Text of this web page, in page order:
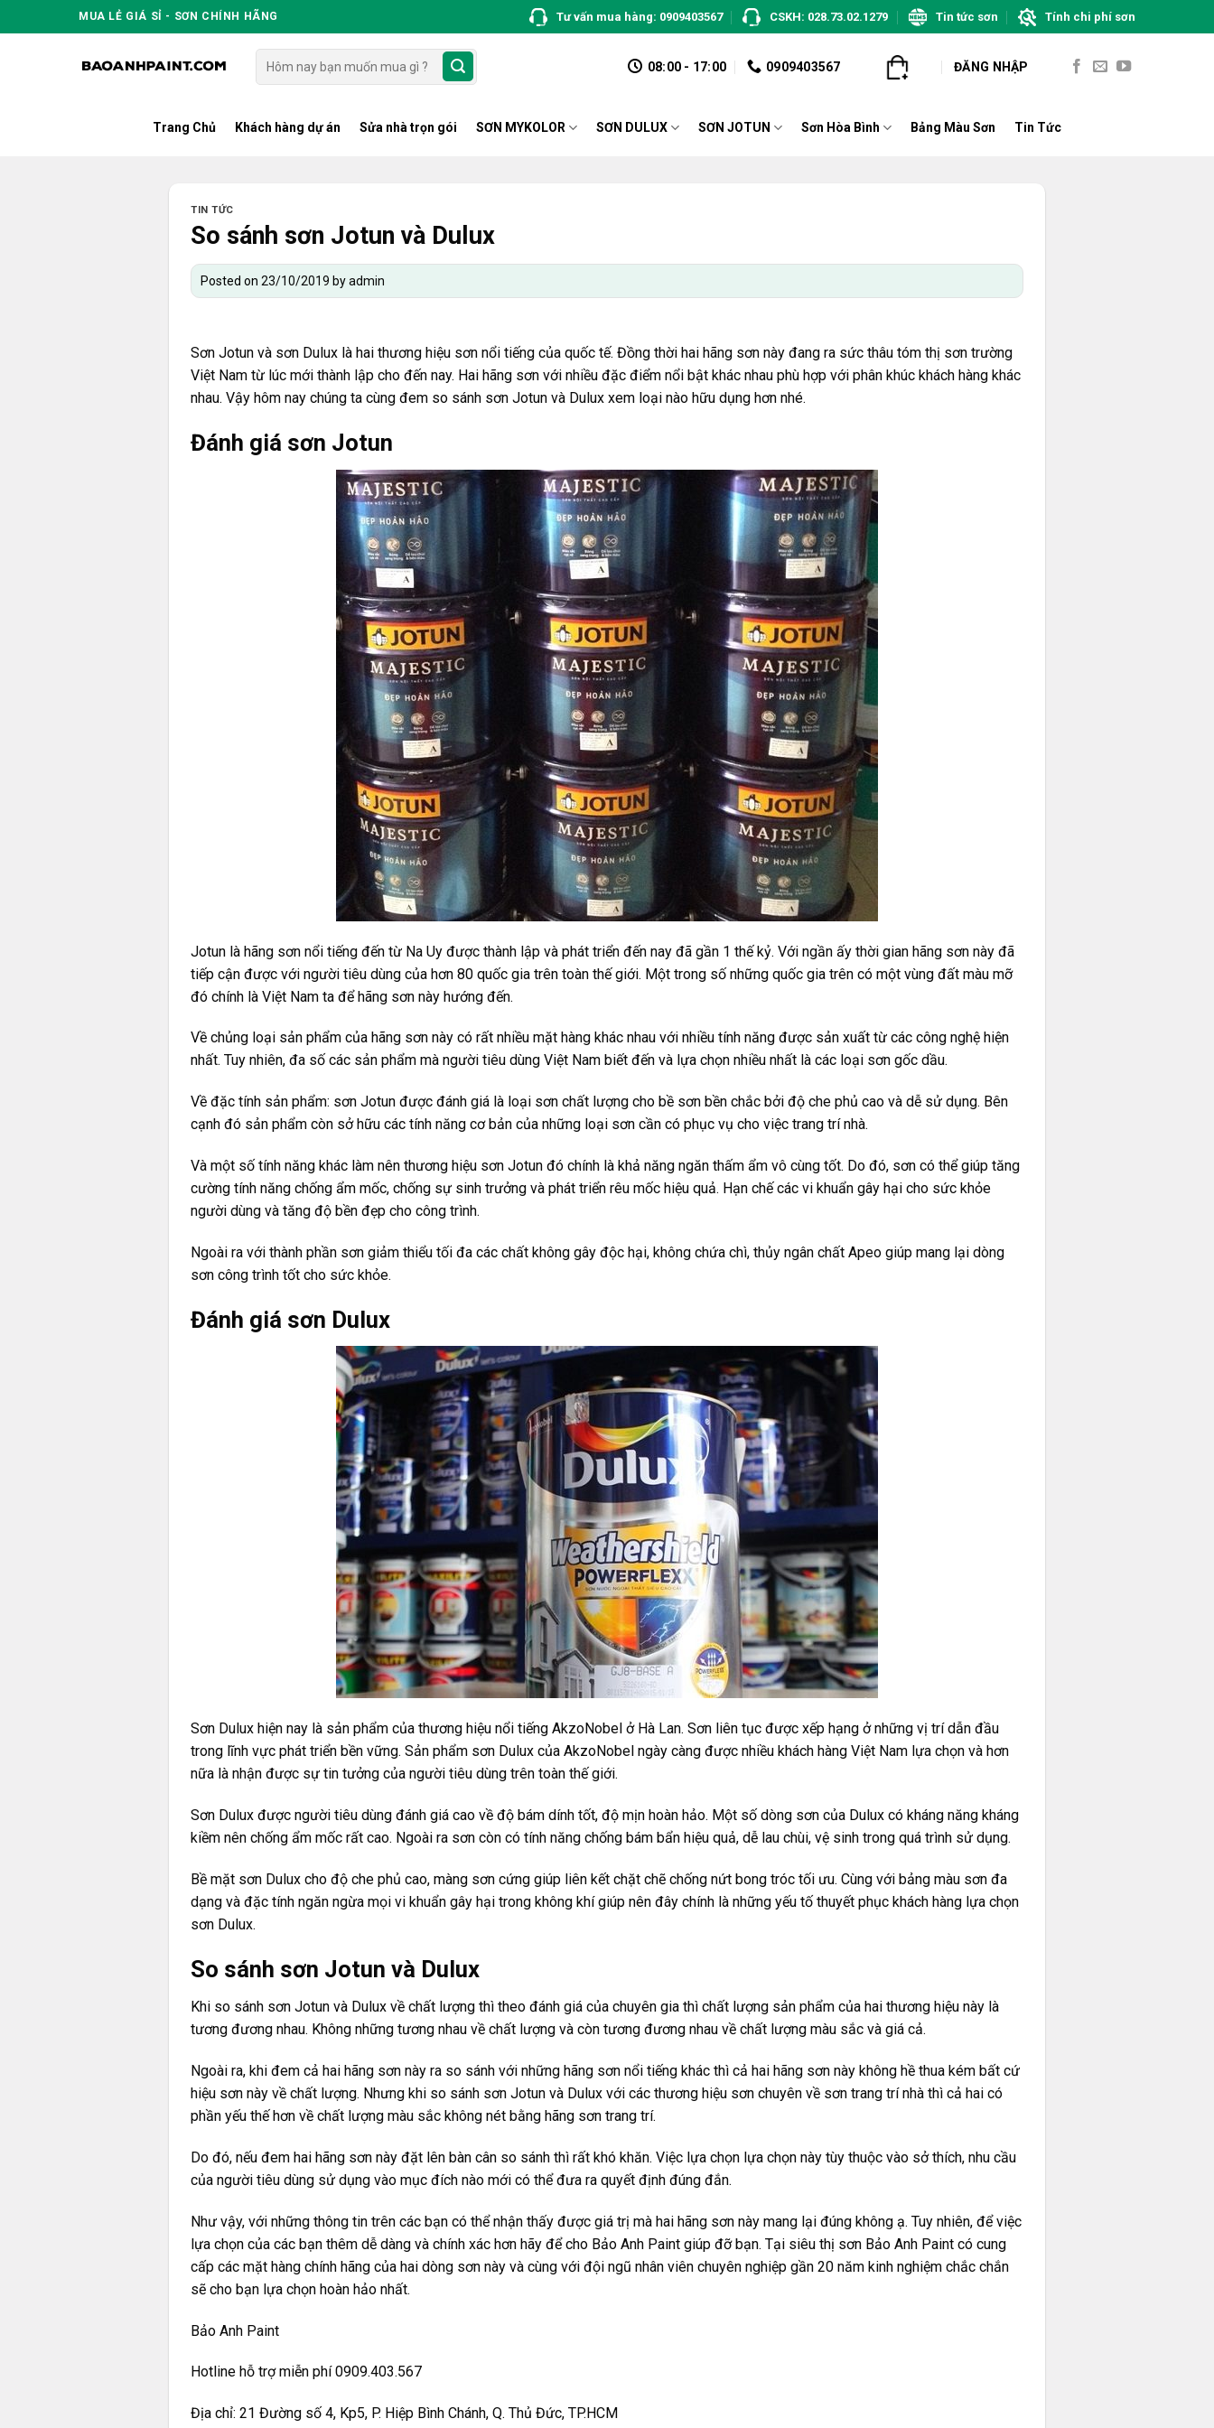
to
MUA LẺ GIÁ SỈ - SƠN CHÍNH HÃNG Tư vấn mua hàng: 0909403567 CSKH: 028.73.02.1279 Tin tức sơn Tính chi phí sơn
Tìm
kiếm:
08:00 - 17:00 0909403567 ĐĂNG NHẬP
Trang Chủ Khách hàng dự án Sửa nhà trọn gói SƠN MYKOLOR SƠN DULUX SƠN JOTUN Sơn Hòa Bình Bảng Màu Sơn Tin Tức
TIN TỨC
So sánh sơn Jotun và Dulux
Posted on 23/10/2019 byadmin
Sơn Jotun và sơn Dulux là hai thương hiệu sơn nổi tiếng của quốc tế. Đồng thời hai hãng sơn này đang ra sức thâu tóm thị sơn trường
Việt Nam từ lúc mới thành lập cho đến nay. Hai hãng sơn với nhiều đặc điểm nổi bật khác nhau phù hợp với phân khúc khách hàng khác
nhau. Vậy hôm nay chúng ta cùng đem so sánh sơn Jotun và Dulux xem loại nào hữu dụng hơn nhé.
Đánh giá sơn Jotun
Jotun là hãng sơn nổi tiếng đến từ Na Uy được thành lập và phát triển đến nay đã gần 1 thế kỷ. Với ngần ấy thời gian hãng sơn này đã
tiếp cận được với người tiêu dùng của hơn 80 quốc gia trên toàn thế giới. Một trong số những quốc gia trên có một vùng đất màu mỡ
đó chính là Việt Nam ta để hãng sơn này hướng đến.
Về chủng loại sản phẩm của hãng sơn này có rất nhiều mặt hàng khác nhau với nhiều tính năng được sản xuất từ các công nghệ hiện
nhất. Tuy nhiên, đa số các sản phẩm mà người tiêu dùng Việt Nam biết đến và lựa chọn nhiều nhất là các loại sơn gốc dầu.
Về đặc tính sản phẩm: sơn Jotun được đánh giá là loại sơn chất lượng cho bề sơn bền chắc bởi độ che phủ cao và dễ sử dụng. Bên
cạnh đó sản phẩm còn sở hữu các tính năng cơ bản của những loại sơn cần có phục vụ cho việc trang trí nhà.
Và một số tính năng khác làm nên thương hiệu sơn Jotun đó chính là khả năng ngăn thấm ẩm vô cùng tốt. Do đó, sơn có thể giúp tăng
cường tính năng chống ẩm mốc, chống sự sinh trưởng và phát triển rêu mốc hiệu quả. Hạn chế các vi khuẩn gây hại cho sức khỏe
người dùng và tăng độ bền đẹp cho công trình.
Ngoài ra với thành phần sơn giảm thiểu tối đa các chất không gây độc hại, không chứa chì, thủy ngân chất Apeo giúp mang lại dòng
sơn công trình tốt cho sức khỏe.
Đánh giá sơn Dulux
Sơn Dulux hiện nay là sản phẩm của thương hiệu nổi tiếng AkzoNobel ở Hà Lan. Sơn liên tục được xếp hạng ở những vị trí dẫn đầu
trong lĩnh vực phát triển bền vững. Sản phẩm sơn Dulux của AkzoNobel ngày càng được nhiều khách hàng Việt Nam lựa chọn và hơn
nữa là nhận được sự tin tưởng của người tiêu dùng trên toàn thế giới.
Sơn Dulux được người tiêu dùng đánh giá cao về độ bám dính tốt, độ mịn hoàn hảo. Một số dòng sơn của Dulux có kháng năng kháng
kiềm nên chống ẩm mốc rất cao. Ngoài ra sơn còn có tính năng chống bám bẩn hiệu quả, dễ lau chùi, vệ sinh trong quá trình sử dụng.
Bề mặt sơn Dulux cho độ che phủ cao, màng sơn cứng giúp liên kết chặt chẽ chống nứt bong tróc tối ưu. Cùng với bảng màu sơn đa
dạng và đặc tính ngăn ngừa mọi vi khuẩn gây hại trong không khí giúp nên đây chính là những yếu tố thuyết phục khách hàng lựa chọn
sơn Dulux.
So sánh sơn Jotun và Dulux
Khi so sánh sơn Jotun và Dulux về chất lượng thì theo đánh giá của chuyên gia thì chất lượng sản phẩm của hai thương hiệu này là
tương đương nhau. Không những tương nhau về chất lượng và còn tương đương nhau về chất lượng màu sắc và giá cả.
Ngoài ra, khi đem cả hai hãng sơn này ra so sánh với những hãng sơn nổi tiếng khác thì cả hai hãng sơn này không hề thua kém bất cứ
hiệu sơn này về chất lượng. Nhưng khi so sánh sơn Jotun và Dulux với các thương hiệu sơn chuyên về sơn trang trí nhà thì cả hai có
phần yếu thế hơn về chất lượng màu sắc không nét bằng hãng sơn trang trí.
Do đó, nếu đem hai hãng sơn này đặt lên bàn cân so sánh thì rất khó khăn. Việc lựa chọn lựa chọn này tùy thuộc vào sở thích, nhu cầu
của người tiêu dùng sử dụng vào mục đích nào mới có thể đưa ra quyết định đúng đắn.
Như vậy, với những thông tin trên các bạn có thể nhận thấy được giá trị mà hai hãng sơn này mang lại đúng không ạ. Tuy nhiên, để việc
lựa chọn của các bạn thêm dễ dàng và chính xác hơn hãy để cho Bảo Anh Paint giúp đỡ bạn. Tại siêu thị sơn Bảo Anh Paint có cung
cấp các mặt hàng chính hãng của hai dòng sơn này và cùng với đội ngũ nhân viên chuyên nghiệp gần 20 năm kinh nghiệm chắc chắn
sẽ cho bạn lựa chọn hoàn hảo nhất.
Bảo Anh Paint
Hotline hỗ trợ miễn phí 0909.403.567
Địa chỉ: 21 Đường số 4, Kp5, P. Hiệp Bình Chánh, Q. Thủ Đức, TP.HCM